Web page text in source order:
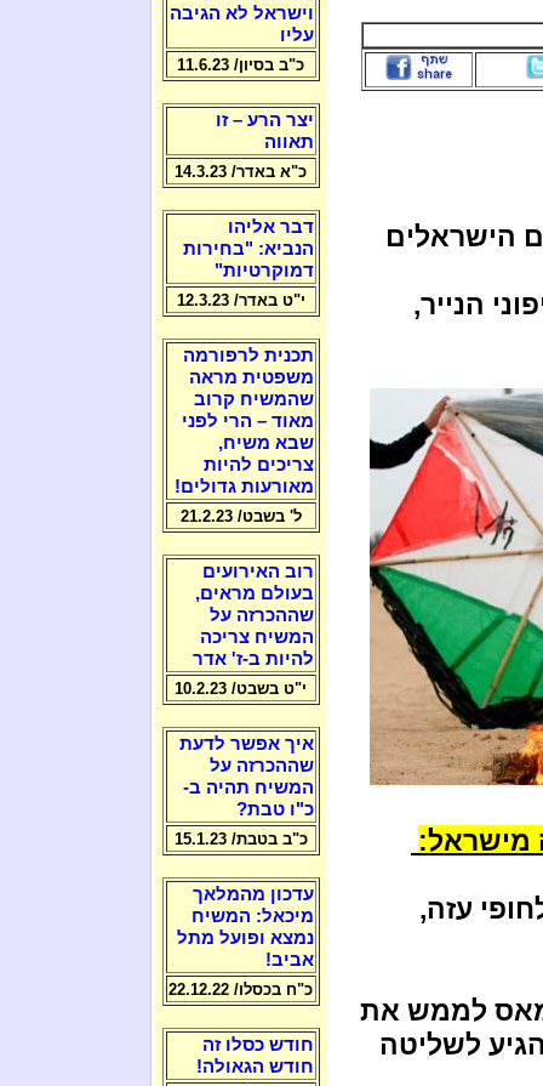
הישראלים
הנייר,
מישראל:
עזה,
לממש את
לשליטה
וישראל לא הגיבה
עליו
כ"ב בסיון/ 11.6.23
יצר הרע – זו
תאווה
כ"א באדר/ 14.3.23
דבר אליהו
הנביא: "בחירות
דמוקרטיות"
י"ט באדר/ 12.3.23
תכנית לרפורמה
משפטית מראה
שהמשיח קרוב
מאוד – הרי לפני
שבא משיח,
צריכים להיות
מאורעות גדולים!
ל' בשבט/ 21.2.23
רוב האירועים
בעולם מראים,
שההכרזה על
המשיח צריכה
להיות ב-ז' אדר
י"ט בשבט/ 10.2.23
איך אפשר לדעת
שההכרזה על
המשיח תהיה ב-
כ"ו טבת?
כ"ב בטבת/ 15.1.23
עדכון מהמלאך
מיכאל: המשיח
נמצא ופועל מתל
אביב!
כ"ח בכסלו/ 22.12.22
חודש כסלו זה
חודש הגאולה!